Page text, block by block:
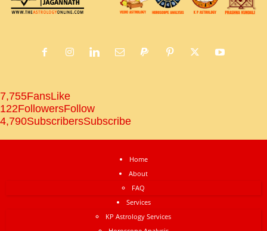
7,755FansLike
122FollowersFollow
4,790SubscribersSubscribe
Home
About
FAQ
Services
KP Astrology Services